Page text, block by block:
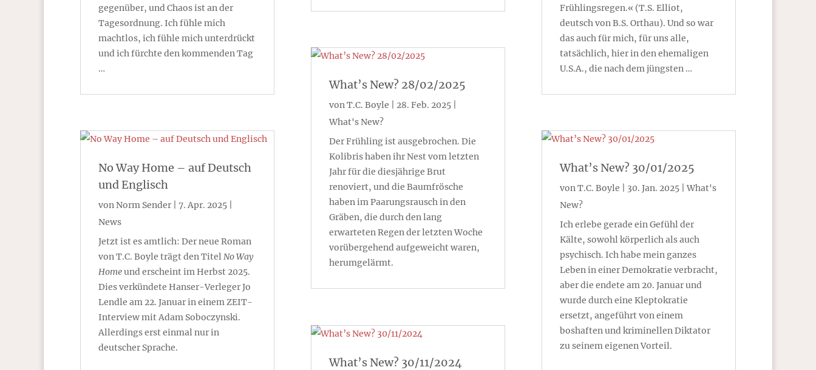
gegenüber, und Chaos ist an der
Tagesordnung. Ich fühle mich
machtlos, ich fühle mich unterdrückt
und ich fürchte den kommenden Tag
…
No Way Home – auf Deutsch
und Englisch
vonNorm Sender 7. Apr. 2025
News
Jetzt ist es amtlich: Der neue Roman
von T.C. Boyle trägt den TitelNo Way
Homeund erscheint im Herbst 2025.
Dies verkündete Hanser-Verleger Jo
Lendle am 22. Januar in einem ZEIT-
Interview mit Adam Soboczynski.
Allerdings erst einmal nur in
deutscher Sprache.
What’s New? 28/02/2025
vonT.C. Boyle 28. Feb. 2025|
What's New?
Der Frühling ist ausgebrochen. Die
Kolibris haben ihr Nest vom letzten
Jahr für die diesjährige Brut
renoviert, und die Baumfrösche
haben im Paarungsrausch in den
Gräben, die durch den lang
erwarteten Regen der letzten Woche
vorübergehend aufgeweicht waren,
herumgelärmt.
What’s New? 30/11/2024
Frühlingsregen.« (T.S. Elliot,
deutsch von B.S. Orthau). Und so war
das auch für mich, für uns alle,
tatsächlich, hier in den ehemaligen
U.S.A., die nach dem jüngsten …
What’s New? 30/01/2025
vonT.C. Boyle 30. Jan. 2025|What's
New?
Ich erlebe gerade ein Gefühl der
Kälte, sowohl körperlich als auch
psychisch. Ich habe mein ganzes
Leben in einer Demokratie verbracht,
aber die endete am 20. Januar und
wurde durch eine Kleptokratie
ersetzt, angeführt von einem
boshaften und kriminellen Diktator
zu seinem eigenen Vorteil.